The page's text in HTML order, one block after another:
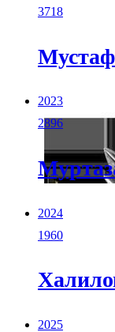
3718
2023
2896
2024
1960
2025